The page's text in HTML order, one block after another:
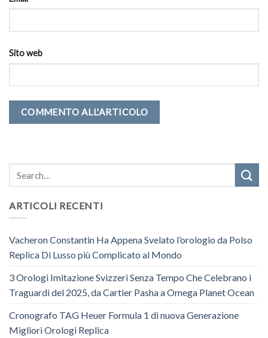
Sito web
ARTICOLI RECENTI
Vacheron Constantin Ha Appena Svelato l’orologio da Polso
Replica Di Lusso più Complicato al Mondo
3 Orologi Imitazione Svizzeri Senza Tempo Che Celebrano i
Traguardi del 2025, da Cartier Pasha a Omega Planet Ocean
Cronografo TAG Heuer Formula 1 di nuova Generazione
Migliori Orologi Replica